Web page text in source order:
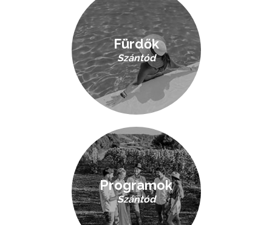
Fürdők
Szántód
Programok
Szántód